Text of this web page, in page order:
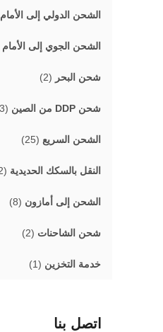
الشحن الدولي إلى الأمام
الشحن الجوي إلى الأمام
شحن البحر (2)
شحن DDP من الصين (3)
الشحن السريع (25)
النقل بالسكك الحديدية (2)
الشحن إلى أمازون (8)
شحن الشاحنات (2)
خدمة التخزين (1)
اتصل بنا